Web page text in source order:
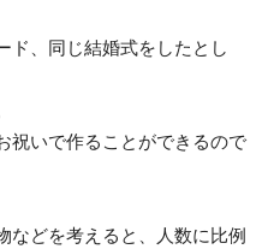
ド、同じ結婚式をしたとし
祝いで作ることができるので
などを考えると、人数に比例